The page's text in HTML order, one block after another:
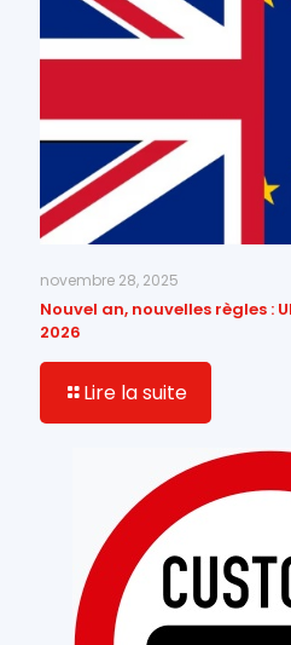
novembre 28, 2025
Nouvel an, nouvelles règles :
2026
Lire la suite